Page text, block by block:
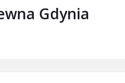
Gdynia